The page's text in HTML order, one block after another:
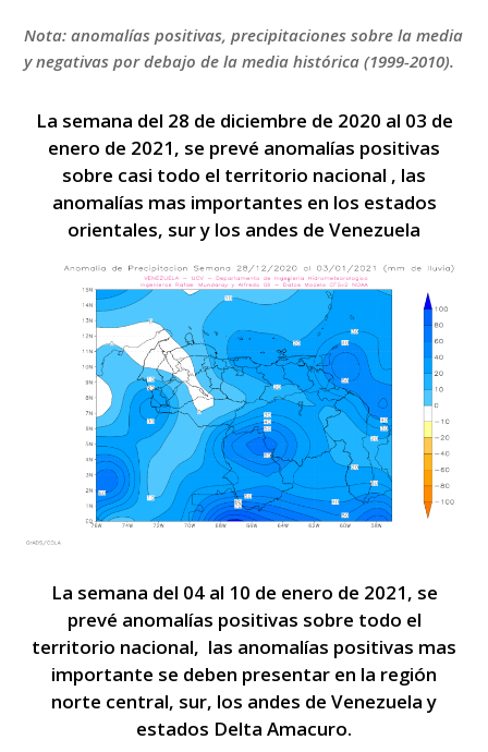
Nota: anomalías positivas, precipitaciones sobre la media
y negativas por debajo de la media histórica (1999-2010).
La semana del 28 de diciembre de 2020 al 03 de
enero de 2021, se prevé anomalías positivas
sobre casi todo el territorio nacional , las
anomalías mas importantes en los estados
orientales, sur y los andes de Venezuela
La semana del 04 al 10 de enero de 2021, se
prevé anomalías positivas sobre todo el
territorio nacional, las anomalías positivas mas
importante se deben presentar en la región
norte central, sur, los andes de Venezuela y
estados Delta Amacuro.